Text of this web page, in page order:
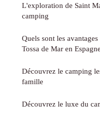
L'exploration de Saint
camping
Quels sont les
Tossa de Mar en
Découvrez le camping
famille
Découvrez le luxe du